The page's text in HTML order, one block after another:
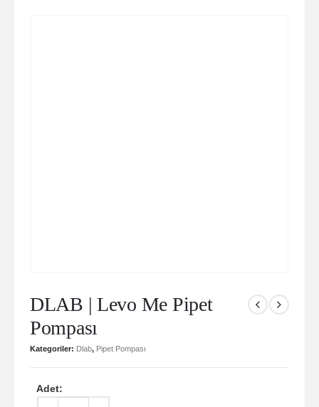
DLAB | Levo Me Pipet
Pompası
Kategoriler: Dlab, Pipet Pompası
Adet: